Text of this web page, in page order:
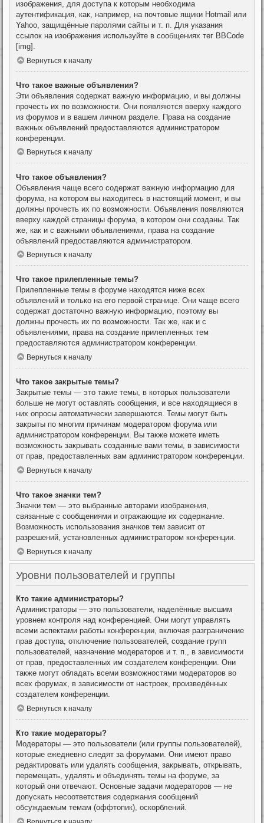
изображения, для доступа к которым необходима
аутентификация, как, например, на почтовые ящики Hotmail или
Yahoo, защищённые паролями сайты и т. п. Для указания
ссылок на изображения используйте в сообщениях тег BBCode
[img].
Вернуться к началу
Что такое важные объявления?
Эти объявления содержат важную информацию, и вы должны
прочесть их по возможности. Они появляются вверху каждого
из форумов и в вашем личном разделе. Права на создание
важных объявлений предоставляются администратором
конференции.
Вернуться к началу
Что такое объявления?
Объявления чаще всего содержат важную информацию для
форума, на котором вы находитесь в настоящий момент, и вы
должны прочесть их по возможности. Объявления появляются
вверху каждой страницы форума, в котором они созданы. Так
же, как и с важными объявлениями, права на создание
объявлений предоставляются администратором.
Вернуться к началу
Что такое прилепленные темы?
Прилепленные темы в форуме находятся ниже всех
объявлений и только на его первой странице. Они чаще всего
содержат достаточно важную информацию, поэтому вы
должны прочесть их по возможности. Так же, как и с
объявлениями, права на создание прилепленных тем
предоставляются администратором конференции.
Вернуться к началу
Что такое закрытые темы?
Закрытые темы — это такие темы, в которых пользователи
больше не могут оставлять сообщения, и все находящиеся в
них опросы автоматически завершаются. Темы могут быть
закрыты по многим причинам модератором форума или
администратором конференции. Вы также можете иметь
возможность закрывать созданные вами темы, в зависимости
от прав, предоставленных вам администратором конференции.
Вернуться к началу
Что такое значки тем?
Значки тем — это выбранные авторами изображения,
связанные с сообщениями и отражающие их содержание.
Возможность использования значков тем зависит от
разрешений, установленных администратором конференции.
Вернуться к началу
Уровни пользователей и группы
Кто такие администраторы?
Администраторы — это пользователи, наделённые высшим
уровнем контроля над конференцией. Они могут управлять
всеми аспектами работы конференции, включая разграничение
прав доступа, отключение пользователей, создание групп
пользователей, назначение модераторов и т. п., в зависимости
от прав, предоставленных им создателем конференции. Они
также могут обладать всеми возможностями модераторов во
всех форумах, в зависимости от настроек, произведённых
создателем конференции.
Вернуться к началу
Кто такие модераторы?
Модераторы — это пользователи (или группы пользователей),
которые ежедневно следят за форумами. Они имеют право
редактировать или удалять сообщения, закрывать, открывать,
перемещать, удалять и объединять темы на форуме, за
который они отвечают. Основные задачи модераторов — не
допускать несоответствия содержания сообщений
обсуждаемым темам (оффтопик), оскорблений.